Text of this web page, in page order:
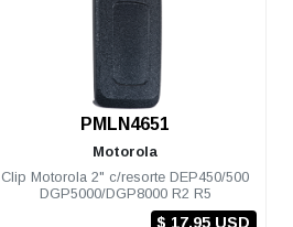
PMLN4651
Motorola
Clip Motorola 2" c/resorte DEP450/500
DGP5000/DGP8000 R2 R5
$ 17.95 USD